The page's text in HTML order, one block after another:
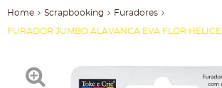
Home Scrapbooking Furadores
FURADOR JUMBO ALAVANCA EVA FLOR HELICE